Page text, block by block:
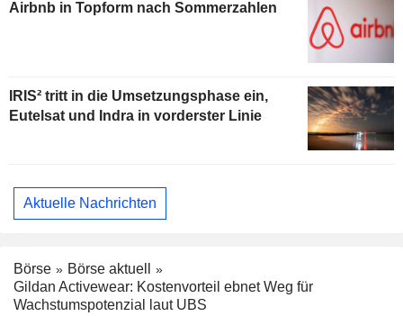
Airbnb in Topform nach Sommerzahlen
IRIS² tritt in die Umsetzungsphase ein,
Eutelsat und Indra in vorderster Linie
Aktuelle Nachrichten
Börse
Börse aktuell
Gildan Activewear: Kostenvorteil ebnet Weg für
Wachstumspotenzial laut UBS